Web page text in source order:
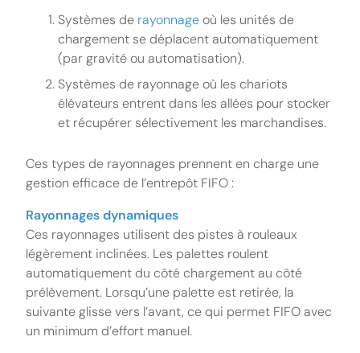
Systèmes de rayonnageoù les unités de
chargement se déplacent automatiquement
(par gravité ou automatisation).
Systèmes de rayonnage où les chariots
élévateurs entrent dans les allées pour stocker
et récupérer sélectivement les marchandises.
Ces types de rayonnages prennent en charge une
gestion efficace de l’entrepôt FIFO :
Rayonnages dynamiques
Ces rayonnages utilisent des pistes à rouleaux
légèrement inclinées. Les palettes roulent
automatiquement du côté chargement au côté
prélèvement. Lorsqu’une palette est retirée, la
suivante glisse vers l’avant, ce qui permet FIFO avec
un minimum d’effort manuel.